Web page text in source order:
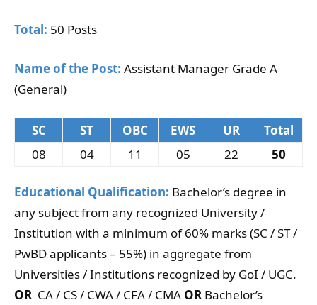
Total: 50 Posts
Name of the Post: Assistant Manager Grade A
(General)
SC ST OBC EWS UR
Total
08
04 11 05 22 50
Educational Qualification: Bachelor’s degree in
any subject from any recognized University /
Institution with a minimum of 60% marks (SC / ST /
PwBD applicants – 55%) in aggregate from
Universities / Institutions recognized by GoI / UGC.
OR CA / CS / CWA / CFA / CMA OR Bachelor’s